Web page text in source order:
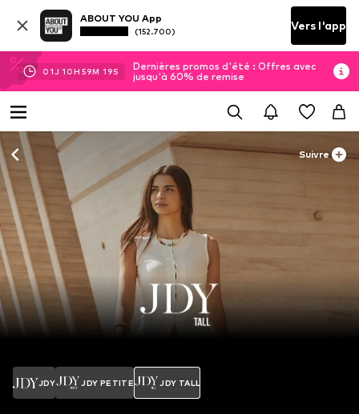
ABOUT YOU App
(152.700) Vers l'app
01J 10H 59M 18S
Dernières promos d'été : Offres avec
jusqu'à 60% de remise
Suivre
JDY JDY PETITE JDY TALL